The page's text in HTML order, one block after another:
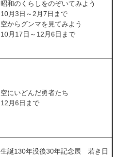
昭和のくらしをのぞいてみよう
10月3日～2月7日まで
空からグンマを見てみよう
10月17日～12月6日まで
空にいどんだ勇者たち
12月6日まで
生誕130年没後30年記念展 若き日